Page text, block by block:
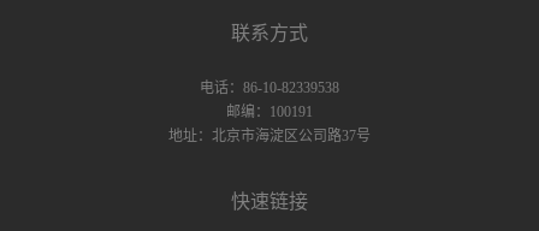
联系方式
电话：86-10-82339538
邮编：100191
地址：北京市海淀区公司路37号
快速链接